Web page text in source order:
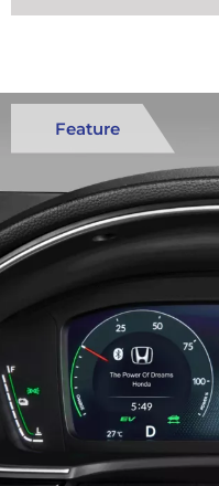
Feature